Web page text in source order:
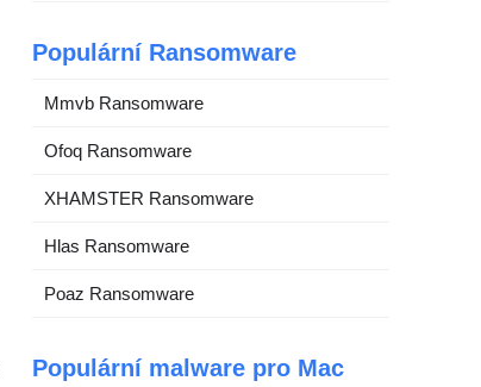
Populární Ransomware
Mmvb Ransomware
Ofoq Ransomware
XHAMSTER Ransomware
Hlas Ransomware
Poaz Ransomware
Populární malware pro Mac